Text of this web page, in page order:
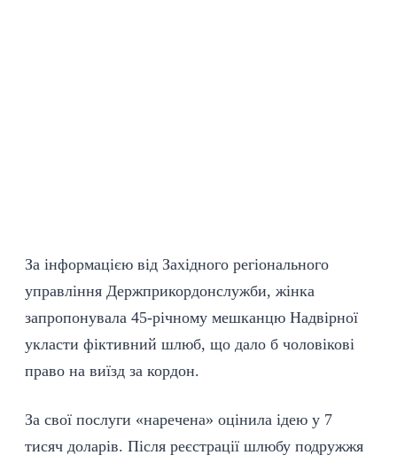
За інформацією від Західного регіонального
управління Держприкордонслужби, жінка
запропонувала 45-річному мешканцю Надвірної
укласти фіктивний шлюб, що дало б чоловікові
право на виїзд за кордон.
За свої послуги «наречена» оцінила ідею у 7
тисяч доларів. Після реєстрації шлюбу подружжя